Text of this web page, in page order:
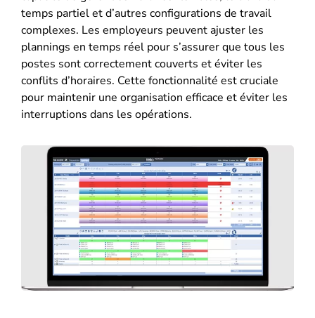
temps partiel et d’autres configurations de travail
complexes. Les employeurs peuvent ajuster les
plannings en temps réel pour s’assurer que tous les
postes sont correctement couverts et éviter les
conflits d’horaires​. Cette fonctionnalité est cruciale
pour maintenir une organisation efficace et éviter les
interruptions dans les opérations.